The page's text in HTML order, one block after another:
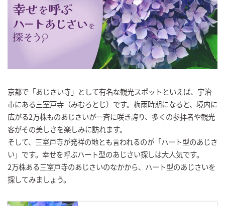
京都で「あじさい寺」として有名な観光スポットといえば、宇治
市にある三室戸寺（みむろとじ）です。梅雨時期になると、境内に
広がる2万株ものあじさいが一斉に咲き誇り、多くの参拝者や観光
客がその美しさを楽しみに訪れます。
そして、三室戸寺が発祥の地とも言われるのが「ハート型のあじさ
い」です。幸せを呼ぶハート型のあじさい探しは大人気です。
2万株ある三室戸寺のあじさいのなかから、ハート型のあじさいを
探してみましょう。